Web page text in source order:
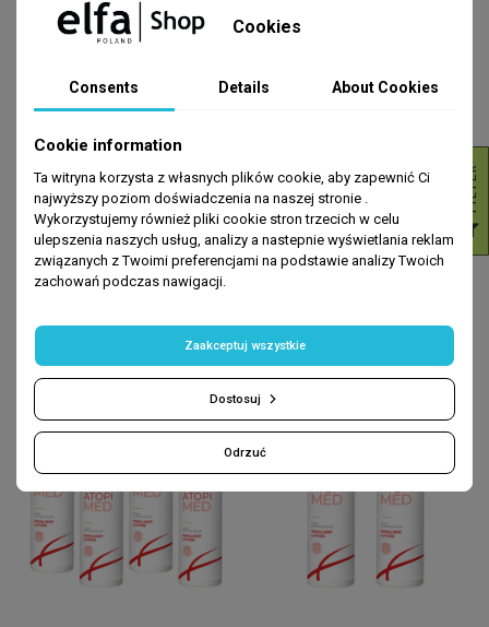
ZESTAWY PROMOCYJNE
ZESTAW ATOPI MED pielęgnacja
bardzo suchej i atopowej skóry
Elfa Pharm
zł106.67 zł193.95
ZESTAWY PROMOCYJNE
ZESTAW ATOPI MED pielęgnacja
bardzo suchej i atopowej skóry
Elfa Pharm
zł91.28 zł165.96
-45% -35%
Cookies
Consents Details About Cookies
Cookie information
Ta witryna korzysta z własnych plików cookie, aby zapewnić Ci
najwyższy poziom doświadczenia na naszej stronie .
Wykorzystujemy również pliki cookie stron trzecich w celu
ulepszenia naszych usług, analizy a nastepnie wyświetlania reklam
związanych z Twoimi preferencjami na podstawie analizy Twoich
zachowań podczas nawigacji.
Odrzuć
Dostosuj
Zaakceptuj wszystkie
R